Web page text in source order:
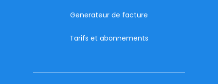
Generateur de facture
Tarifs et abonnements